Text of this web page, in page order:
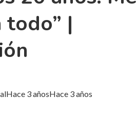
todo” |
Hace 3 añosHace 3 años